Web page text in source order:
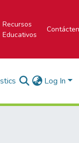
Recursos
Educativos
Log In